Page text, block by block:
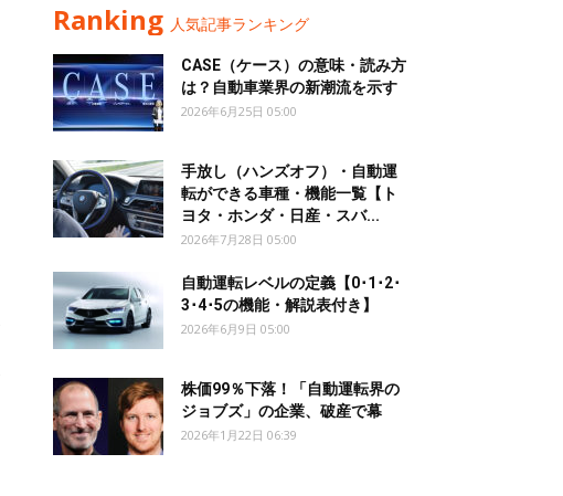
Ranking 人気記事ランキング
CASE（ケース）の意味・読み方
は？自動車業界の新潮流を示す
2026年6月25日 05:00
手放し（ハンズオフ）・自動運
転ができる車種・機能一覧【ト
ヨタ・ホンダ・日産・スバ...
2026年7月28日 05:00
自動運転レベルの定義【0･1･2･
3･4･5の機能・解説表付き】
2026年6月9日 05:00
株価99％下落！「自動運転界の
ジョブズ」の企業、破産で幕
2026年1月22日 06:39